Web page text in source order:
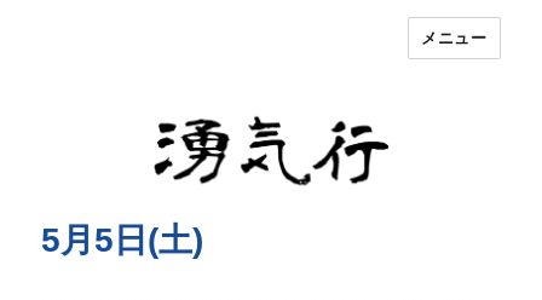
湧気行
メニュー
5月5日(土)